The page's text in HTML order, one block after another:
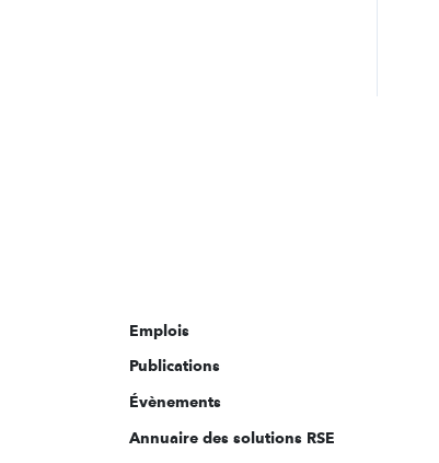
Emplois
Publications
Évènements
Annuaire des solutions RSE